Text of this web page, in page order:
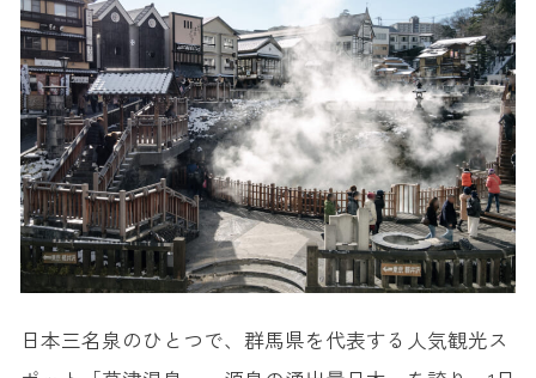
道の駅 川場田園プラザ
八ッ場ダム
赤城南面千本桜
三日月村
桐生織物記念館
こんにゃくパーク
水沢うどん街道
碓氷第三橋梁(めがね橋)
たんばらラベンダーパーク
日本三名泉のひとつで、群馬県を代表する人気観光ス